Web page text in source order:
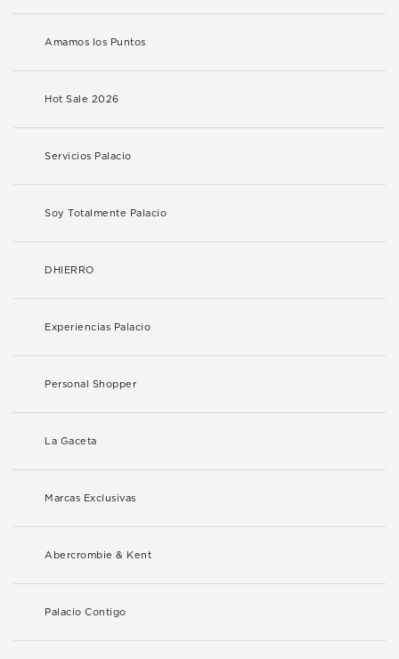
Amamos los Puntos
Hot Sale 2026
Servicios Palacio
Soy Totalmente Palacio
DHIERRO
Experiencias Palacio
Personal Shopper
La Gaceta
Marcas Exclusivas
Abercrombie & Kent
Palacio Contigo